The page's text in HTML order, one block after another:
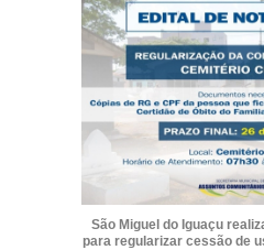
São Miguel do Iguaçu
para regularizar cessão de